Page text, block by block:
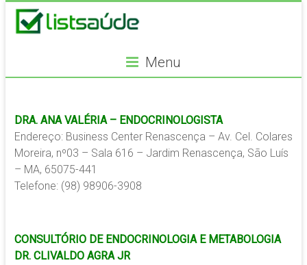
Menu
DRA. ANA VALÉRIA – ENDOCRINOLOGISTA
Endereço: Business Center Renascença – Av. Cel. Colares
Moreira, nº03 – Sala 616 – Jardim Renascença, São Luís
– MA, 65075-441
Telefone: (98) 98906-3908
CONSULTÓRIO DE ENDOCRINOLOGIA E METABOLOGIA
DR. CLIVALDO AGRA JR